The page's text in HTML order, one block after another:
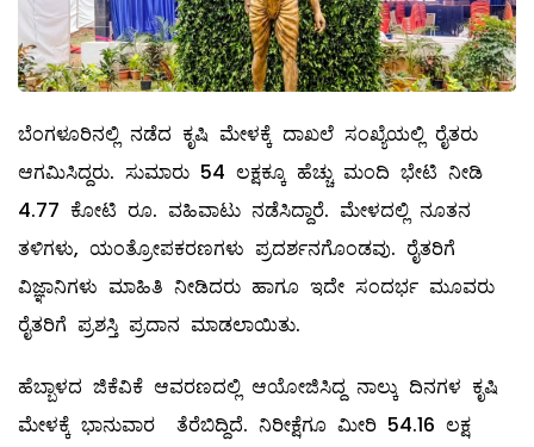
ಬೆಂಗಳೂರಿನಲ್ಲಿ ನಡೆದ ಕೃಷಿ ಮೇಳಕ್ಕೆ ದಾಖಲೆ ಸಂಖ್ಯೆಯಲ್ಲಿ ರೈತರು
ಆಗಮಿಸಿದ್ದರು. ಸುಮಾರು 54 ಲಕ್ಷಕ್ಕೂ ಹೆಚ್ಚು ಮಂದಿ ಭೇಟಿ ನೀಡಿ
4.77 ಕೋಟಿ ರೂ. ವಹಿವಾಟು ನಡೆಸಿದ್ದಾರೆ. ಮೇಳದಲ್ಲಿ ನೂತನ
ತಳಿಗಳು, ಯಂತ್ರೋಪಕರಣಗಳು ಪ್ರದರ್ಶನಗೊಂಡವು. ರೈತರಿಗೆ
ವಿಜ್ಞಾನಿಗಳು ಮಾಹಿತಿ ನೀಡಿದರು ಹಾಗೂ ಇದೇ ಸಂದರ್ಭ ಮೂವರು
ರೈತರಿಗೆ ಪ್ರಶಸ್ತಿ ಪ್ರದಾನ ಮಾಡಲಾಯಿತು.
ಹೆಬ್ಬಾಳದ ಜಿಕೆವಿಕೆ ಆವರಣದಲ್ಲಿ ಆಯೋಜಿಸಿದ್ದ ನಾಲ್ಕು ದಿನಗಳ ಕೃಷಿ
ಮೇಳಕ್ಕೆ ಭಾನುವಾರ ತೆರೆಬಿದ್ದಿದೆ. ನಿರೀಕ್ಷೆಗೂ ಮೀರಿ 54.16 ಲಕ್ಷ